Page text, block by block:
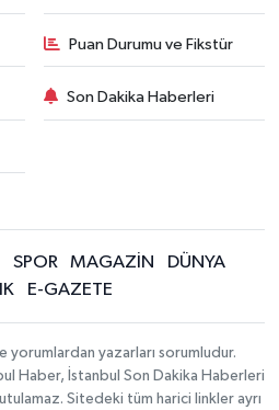
Puan Durumu ve Fikstür
Son Dakika Haberleri
SPOR MAGAZİN
DÜNYA
E-GAZETE
yorumlardan yazarları sorumludur.
Haber, İstanbul Son Dakika Haberleri
Sitedeki tüm harici linkler ayrı